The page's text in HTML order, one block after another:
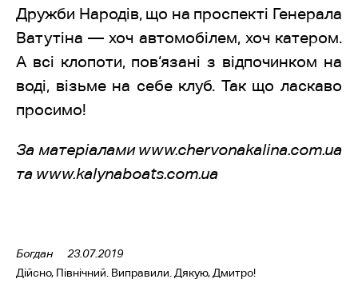
Дружби Народів, що на проспекті Генерала
Ватутіна — хоч автомобілем, хоч катером.
А всі клопоти, пов‘язані з відпочинком на
воді, візьме на себе клуб. Так що ласкаво
просимо!
За матеріалами www.chervonakalina.com.ua
та www.kalynaboats.com.ua
Богдан
23.07.2019
Дійсно, Північний. Виправили. Дякую, Дмитро!